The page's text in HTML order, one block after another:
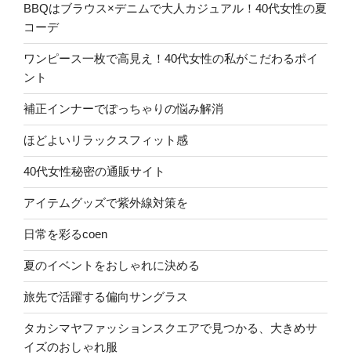
BBQはブラウス×デニムで大人カジュアル！40代女性の夏
コーデ
ワンピース一枚で高見え！40代女性の私がこだわるポイ
ント
補正インナーでぽっちゃりの悩み解消
ほどよいリラックスフィット感
40代女性秘密の通販サイト
アイテムグッズで紫外線対策を
日常を彩るcoen
夏のイベントをおしゃれに決める
旅先で活躍する偏向サングラス
タカシマヤファッションスクエアで見つかる、大きめサ
イズのおしゃれ服